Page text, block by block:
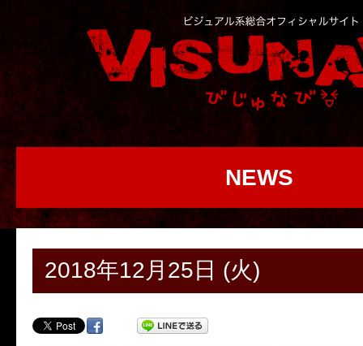
NEWS
2018年12月25日 (火)